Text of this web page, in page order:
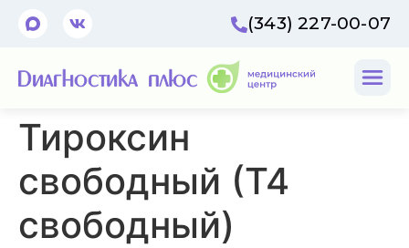
(343) 227-00-07
Тироксин
свободный (Т4
свободный)